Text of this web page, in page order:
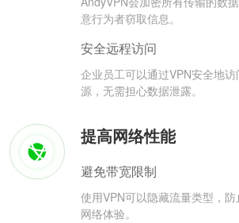
意行为者窃取信息。
安全远程访问
企业员工可以通过VPN安全地
源，无需担心数据泄露。
提高网络性能
避免带宽限制
使用VPN可以隐藏流量类型，
网络体验。